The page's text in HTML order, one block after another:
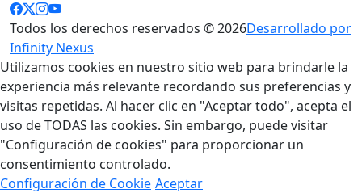
Todos los derechos reservados © 2026Desarrollado por
Infinity Nexus
Utilizamos cookies en nuestro sitio web para brindarle la
experiencia más relevante recordando sus preferencias y
visitas repetidas. Al hacer clic en "Aceptar todo", acepta el
uso de TODAS las cookies. Sin embargo, puede visitar
"Configuración de cookies" para proporcionar un
consentimiento controlado.
Configuración de Cookie Aceptar